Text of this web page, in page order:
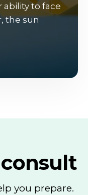
to face
the sun
you prepare.